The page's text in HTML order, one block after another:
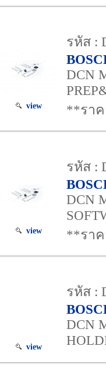
view
รหัส :
DCN
**รา
view
รหัส :
DCN
**รา
view
รหัส :
DCN